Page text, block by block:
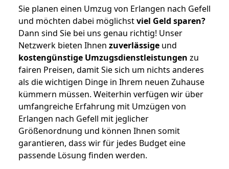
Sie planen einen Umzug von Erlangen nach Gefell
und möchten dabei möglichstviel Geld sparen?
Dann sind Sie bei uns genau richtig! Unser
Netzwerk bieten Ihnen zuverlässige und
kostengünstige Umzugsdienstleistungen zu
fairen Preisen, damit Sie sich um nichts anderes
als die wichtigen Dinge in Ihrem neuen Zuhause
kümmern müssen. Weiterhin verfügen wir über
umfangreiche Erfahrung mit Umzügen von
Erlangen nach Gefell mit jeglicher
Größenordnung und können Ihnen somit
garantieren, dass wir für jedes Budget eine
passende Lösung finden werden.